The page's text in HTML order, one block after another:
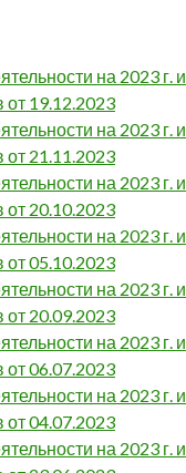
на 2023 г. и
19.12.2023
на 2023 г. и
21.11.2023
на 2023 г. и
20.10.2023
на 2023 г. и
05.10.2023
на 2023 г. и
20.09.2023
на 2023 г. и
06.07.2023
на 2023 г. и
04.07.2023
на 2023 г. и